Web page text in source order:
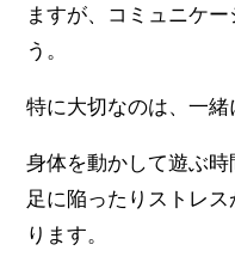
ますが、コミュニケ
う。
特に大切なのは、一緒
身体を動かして遊ぶ
足に陥ったりストレ
ります。